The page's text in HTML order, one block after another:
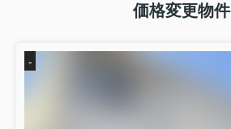
価格変更物件
-